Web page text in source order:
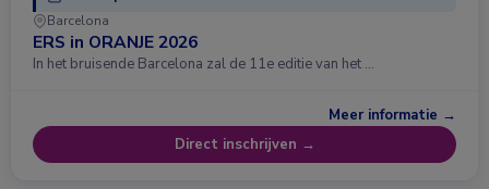
Barcelona
ERS in ORANJE 2026
In het bruisende Barcelona zal de 11e editie van het …
Meer informatie →
Direct inschrijven →